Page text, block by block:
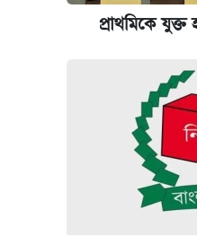
আজকের বাজারে
আজকের বাজারে স্বর্ণের
রাষ্ট্রবিরোধী
পিএসসিতে আরও চার
প্রাথমিকে যুক্ত